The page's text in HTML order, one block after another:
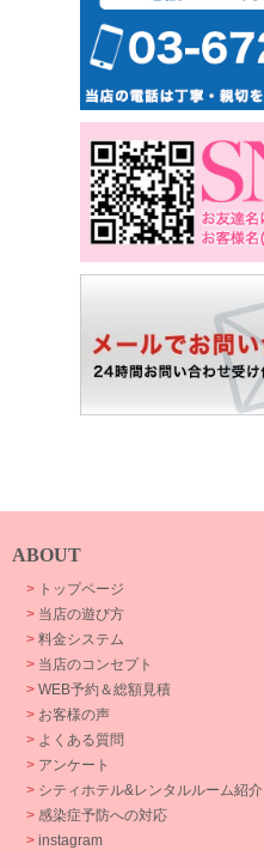
ABOUT
> トップページ
> 当店の遊び方
> 料金システム
> 当店のコンセプト
> WEB予約＆総額見積
> お客様の声
> よくある質問
> アンケート
> シティホテル&レンタルルーム紹介
> 感染症予防への対応
> instagram